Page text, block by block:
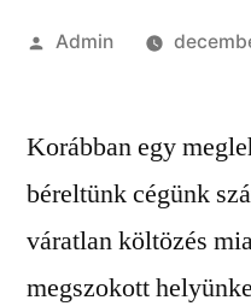
Szerző:
Admin
Korábban egy
béreltünk cégünk
váratlan költözés
megszokott